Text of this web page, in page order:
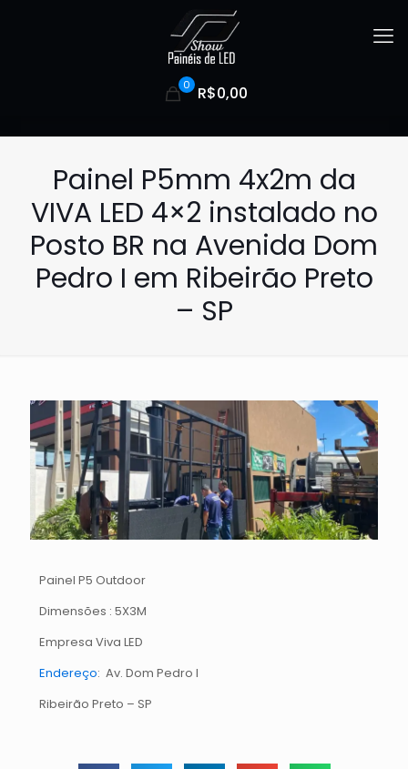
0 R$0,00
Painel P5mm 4x2m da
VIVA LED 4×2 instalado no
Posto BR na Avenida Dom
Pedro I em Ribeirão Preto
– SP
Painel P5 Outdoor
Dimensões : 5X3M
Empresa Viva LED
Endereço: Av. Dom Pedro I
Ribeirão Preto – SP